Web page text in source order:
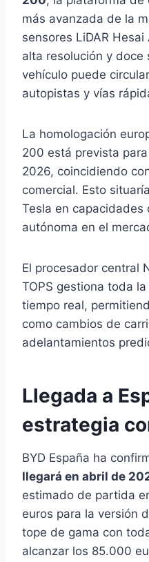
más avanzada de la
sensores LiDAR
alta resolución y doce
vehículo puede
autopistas y vías
La homologación
200 está prevista
2026, coincidiendo
comercial. Esto
Tesla en capacidades
autónoma en el
El procesador central
TOPS gestiona toda
tiempo real,
como cambios de
adelantamientos
Llegada a
estrategia
BYD España ha
llegará en abril de
estimado de partida
euros para la versión
tope de gama con
alcanzar los 85.000